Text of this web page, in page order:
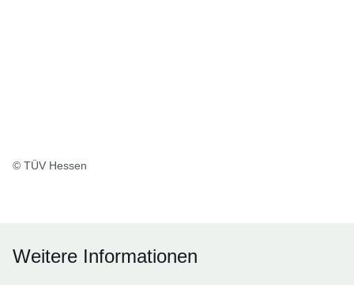
© TÜV Hessen
Weitere Informationen